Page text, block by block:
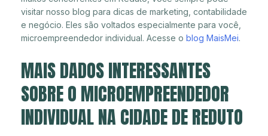
visitar nosso blog para dicas de marketing, contabilidade
e negócio. Eles são voltados especialmente para você,
microempreendedor individual. Acesse o blog MaisMei.
MAIS DADOS INTERESSANTES
SOBRE O MICROEMPREENDEDOR
INDIVIDUAL NA CIDADE DE REDUTO